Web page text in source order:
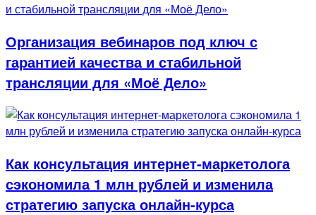
Организация вебинаров под ключ с
гарантией качества и стабильной
трансляции для «Моё Дело»
Как консультация интернет-маркетолога
сэкономила 1 млн рублей и изменила
стратегию запуска онлайн-курса